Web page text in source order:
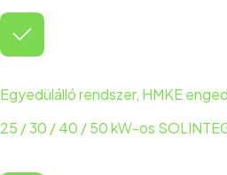
Egyedülálló rendszer, HMKE
25 / 30 / 40 / 50 kW-os